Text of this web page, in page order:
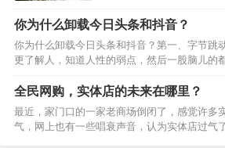
不断探索和成长。很多时
助，是因为我们没有找到
找到自己的热情和兴趣所
意义。当然，生…
一样无法停止下落的时间
生活。人到中年宜自敛。
生，沉淀自己，是最好的
人的棱角，也沉淀出真正
贯家财。没有任何道路能
就是道路。朋友就像人民
你没事的时候，会经常来
时候，绝不会远离你。真
你为什么卸载今日头条和抖音？
你为什么卸载今日头条和抖音？第一、字节跳
更了解人，知道人性的弱点，然后一股脑儿的
楚我“自己”我每当看完小姐姐的跳舞，会有千
二、今日头条居然比百度搜索和微信搜索更好
娘，得问头条君，即便是垂直领域的内容，知
好，可不要贪杯，内容不醉人人自醉。第三、
好看的，因为“奶头乐理论”，我们看到的热门
全民网购，实体店的未来在哪里？
最近，家门口的一家老商场倒闭了，感觉许多
气，网上也有一些唱衰声音，认为实体店过气